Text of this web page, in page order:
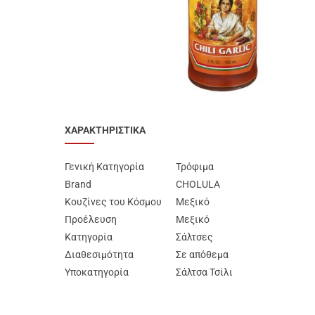
ΧΑΡΑΚΤΗΡΙΣΤΙΚΑ
Γενική Κατηγορία
Τρόφιμα
Brand
CHOLULA
Κουζίνες του Κόσμου
Μεξικό
Προέλευση
Μεξικό
Κατηγορία
Σάλτσες
Διαθεσιμότητα
Σε απόθεμα
Υποκατηγορία
Σάλτσα Τσίλι